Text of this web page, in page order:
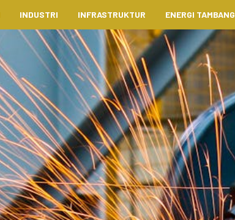
INDUSTRI INFRASTRUKTUR ENERGI TAMBANG